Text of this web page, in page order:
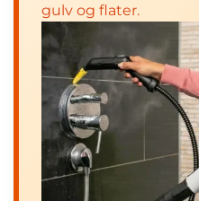
gulv og flater.